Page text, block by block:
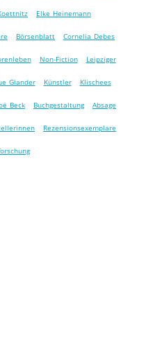
Elke Heinemann
Börsenblatt Cornelia Debes
Non-Fiction Leipziger
Glander Künstler Klischees
Beck Buchgestaltung Absage
Rezensionsexemplare